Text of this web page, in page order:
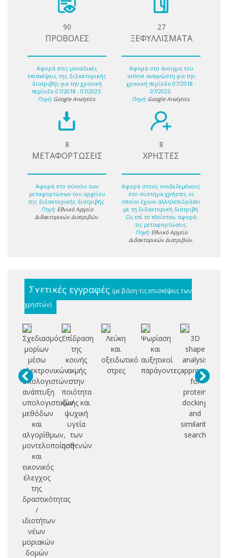
90
ΠΡΟΒΟΛΕΣ
Αφορά στις μοναδικές
επισκέψεις της διδακτορικής
διατριβής για την χρονική
περίοδο 07/2018 - 07/2023.
Πηγή: Google Analytics.
27
ΞΕΦΥΛΛΙΣΜΑΤΑ
Αφορά στο άνοιγμα του
online αναγνώστη για την
χρονική περίοδο 07/2018 -
07/2023.
Πηγή: Google Analytics.
8
ΜΕΤΑΦΟΡΤΩΣΕΙΣ
Αφορά στο σύνολο των
μεταφορτώσων του αρχείου
της διδακτορικής διατριβής.
Πηγή: Εθνικό Αρχείο
Διδακτορικών Διατριβών.
8
ΧΡΗΣΤΕΣ
Αφορά στους συνδεδεμένους
στο σύστημα χρήστες οι
οποίοι έχουν αλληλεπιδράσει
με τη διδακτορική διατριβή.
Ως επί το πλείστον, αφορά
τις μεταφορτώσεις.
Πηγή: Εθνικό Αρχείο
Διδακτορικών Διατριβών.
Σχετικές εγγραφές (με βάση τις επισκέψεις των
χρηστών)
Σχεδιασμός
μορίων
μέσω
ηλεκτρονικών
υπολογιστών:
ανάπτυξη
υπολογιστικών
μεθόδων
και
αλγορίθμων,
μοντελοποίηση
και
εικονικός
έλεγχος
της
δραστικότητας
/
ιδιοτήτων
νέων
μοριακών
δομών
Επίδραση
της
κοινής
ακμής
στην
ποιότητα
ζωής και
ψυχική
υγεία
των
ασθενών
Λεύκη
και
οξειδωτικό
στρες
Ψωρίαση
και
αυξητικοί
παράγοντες
3D
shape
analysis
approaches
for
protein
docking
and
similarity
search